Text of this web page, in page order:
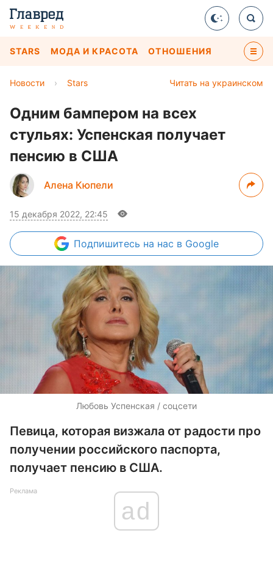
STARS МОДА И КРАСОТА ОТНОШЕНИЯ
Читать на украинском
Новости › Stars
Одним бампером на всех
стульях: Успенская получает
пенсию в США
Алена Кюпели
15 декабря 2022, 22:45
Подпишитесь на нас в Google
Любовь Успенская / соцсети
Певица, которая визжала от радости про
получении российского паспорта,
получает пенсию в США.
Реклама
ad